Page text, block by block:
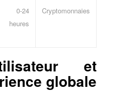
Cryptomonnaies
0-24
heures
et
globale